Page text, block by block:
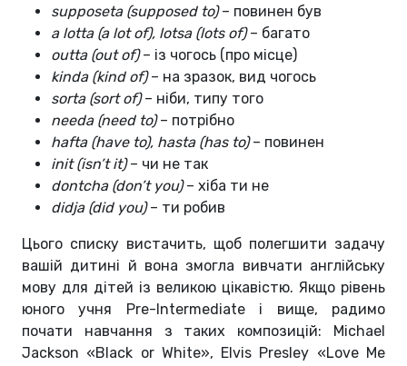
supposeta (supposed to)– повинен був
a lotta (a lot of), lotsa (lots of)– багато
outta (out of)– із чогось (про місце)
kinda (kind of)– на зразок, вид чогось
sorta (sort of)– ніби, типу того
needa (need to)– потрібно
hafta (have to), hasta (has to)– повинен
init (isn’t it)– чи не так
dontcha (don’t you)– хіба ти не
didja (did you)– ти робив
Цього списку вистачить, щоб полегшити задачу
вашій дитині й вона змогла вивчати англійську
мову для дітей із великою цікавістю. Якщо рівень
юного учня Pre-Intermediate і вище, радимо
почати навчання з таких композицій: Michael
Jackson «Black or White», Elvis Presley «Love Me